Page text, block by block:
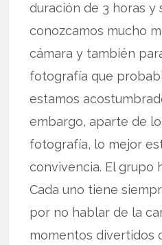
duración de 3 horas y
conozcamos mucho
cámara y también
fotografía que
estamos
embargo, aparte de
fotografía, lo mejor
convivencia. El grupo
Cada uno tiene
por no hablar de la
momentos divertidos